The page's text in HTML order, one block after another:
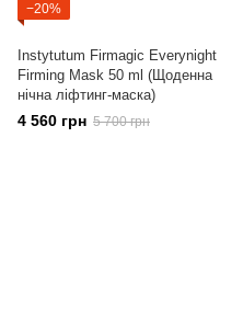
−20%
Instytutum Firmagic Everynight
Firming Mask 50 ml (Щоденна
нічна ліфтинг-маска)
4 560 грн 5 700 грн